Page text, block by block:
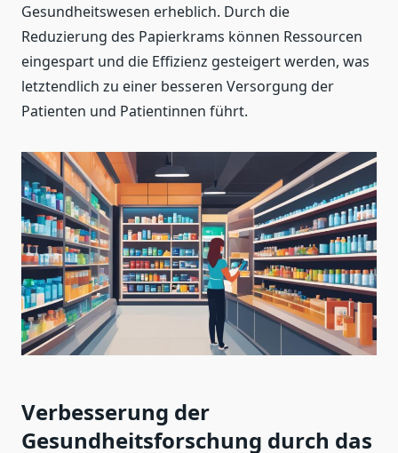
Gesundheitswesen erheblich. Durch die
Reduzierung des Papierkrams können Ressourcen
eingespart und die Effizienz gesteigert werden, was
letztendlich zu einer besseren Versorgung der
Patienten und Patientinnen führt.
Verbesserung der
Gesundheitsforschung durch das